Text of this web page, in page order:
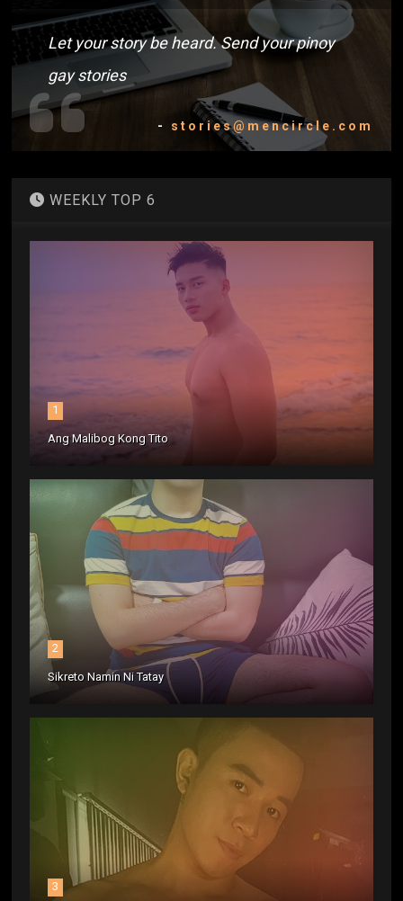
Let your story be heard. Send your pinoy
gay stories
- stories@mencircle.com
WEEKLY TOP 6
1
Ang Malibog Kong Tito
2
Sikreto Namin Ni Tatay
3